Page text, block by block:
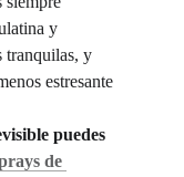
y
tranquilas, y
estresante
puedes
de